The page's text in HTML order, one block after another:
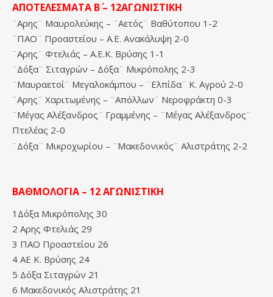
ΑΠΟΤΕΛΕΣΜΑΤΑ Β΄ – 12ΑΓΩΝΙΣΤΙΚΗ
¨Αρης¨ Μαυρολεύκης – ¨Αετός¨ Βαθύτοπου 1-2
¨ΠΑΟ¨ Προαστείου – Α.Ε. Ανακάλυψη 2-0
¨Αρης¨ Φτελιάς – Α.Ε.Κ. Βρύσης 1-1
¨Δόξα¨ Σιταγρών – Δόξα¨ Μικρόπολης 2-3
¨Μαυραετοί¨ Μεγαλοκάμπου – ¨Ελπίδα¨ Κ. Αγρού 2-0
¨Αρης¨ Χαριτωμένης – ¨Απόλλων¨ Νεροφράκτη 0-3
¨Μέγας Αλέξανδρος¨ Γραμμένης – ¨Μέγας Αλέξανδρος¨
Πτελέας 2-0
¨Δόξα¨ Μικροχωρίου – ¨Μακεδονικός¨ Αλιστράτης 2-2
ΒΑΘΜΟΛΟΓΙΑ – 12 ΑΓΩΝΙΣΤΙΚΗ
1Δόξα Μικρόπολης 30
2 Αρης Φτελιάς 29
3 ΠΑΟ Προαστείου 26
4 ΑΕ Κ. Βρύσης 24
5 Δόξα Σιταγρών 21
6 Μακεδονικός Αλιστράτης 21